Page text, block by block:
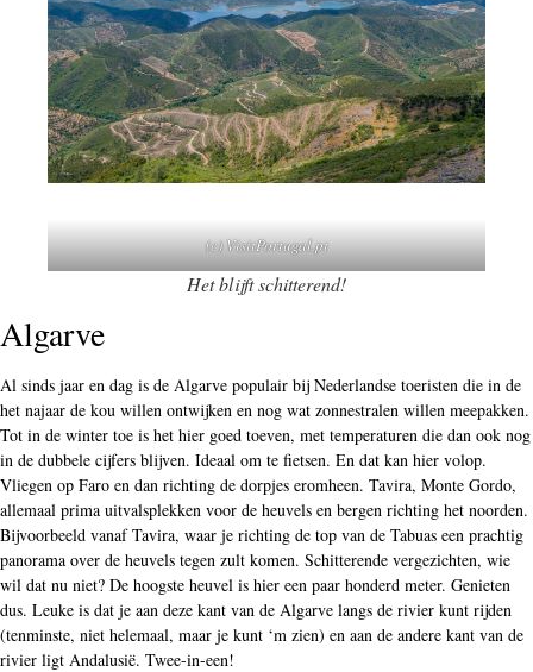
(c) VisitPortugal.pt
Het blijft schitterend!
Algarve
Al sinds jaar en dag is de Algarve populair bij Nederlandse toeristen die in de
het najaar de kou willen ontwijken en nog wat zonnestralen willen meepakken.
Tot in de winter toe is het hier goed toeven, met temperaturen die dan ook nog
in de dubbele cijfers blijven. Ideaal om te fietsen. En dat kan hier volop.
Vliegen op Faro en dan richting de dorpjes eromheen. Tavira, Monte Gordo,
allemaal prima uitvalsplekken voor de heuvels en bergen richting het noorden.
Bijvoorbeeld vanaf Tavira, waar je richting de top van de Tabuas een prachtig
panorama over de heuvels tegen zult komen. Schitterende vergezichten, wie
wil dat nu niet? De hoogste heuvel is hier een paar honderd meter. Genieten
dus. Leuke is dat je aan deze kant van de Algarve langs de rivier kunt rijden
(tenminste, niet helemaal, maar je kunt ‘m zien) en aan de andere kant van de
rivier ligt Andalusië. Twee-in-een!